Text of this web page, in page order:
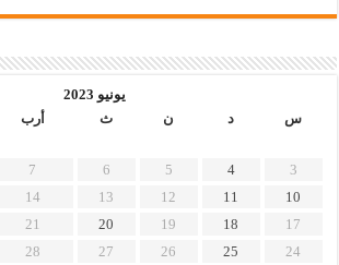
يونيو 2023
س
د ن ث أرب
3
4
5
6
7
10
11
12
13
14
17
18
19
20
21
24
25
26
27
28